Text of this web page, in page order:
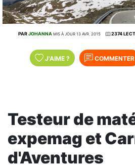
PARJOHANNA MIS À JOUR 13 AVR. 2015 2374
J'AIME ? COMMENTER
Testeur de
expemag et
d'Aventures